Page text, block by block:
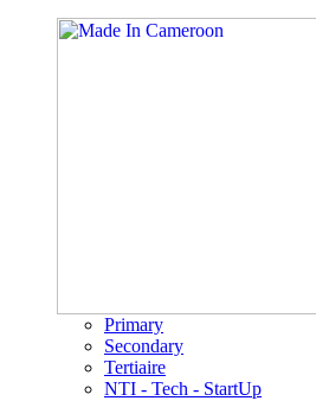
Primary
Secondary
Tertiaire
NTI - Tech - StartUp